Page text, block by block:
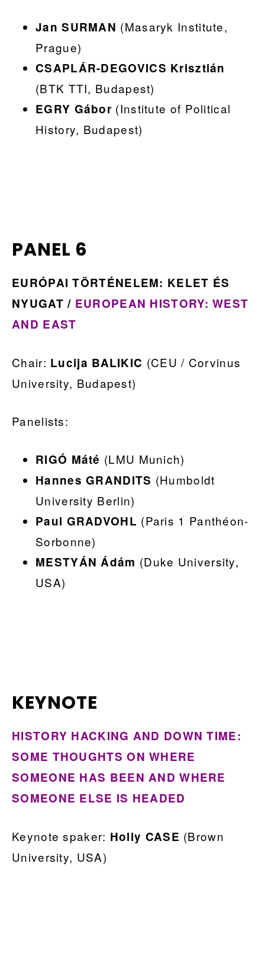
Jan SURMAN (Masaryk Institute,
Prague)
CSAPLÁR-DEGOVICS Krisztián
(BTK TTI, Budapest)
EGRY Gábor (Institute of Political
History, Budapest)
PANEL 6
EURÓPAI TÖRTÉNELEM: KELET ÉS
NYUGAT / EUROPEAN HISTORY: WEST
AND EAST
Chair: Lucija BALIKIC (CEU / Corvinus
University, Budapest)
Panelists:
RIGÓ Máté (LMU Munich)
Hannes GRANDITS (Humboldt
University Berlin)
Paul GRADVOHL (Paris 1 Panthéon-
Sorbonne)
MESTYÁN Ádám (Duke University,
USA)
KEYNOTE
HISTORY HACKING AND DOWN TIME:
SOME THOUGHTS ON WHERE
SOMEONE HAS BEEN AND WHERE
SOMEONE ELSE IS HEADED
Keynote spaker: Holly CASE (Brown
University, USA)